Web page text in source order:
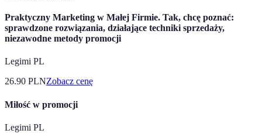
Praktyczny Marketing w Małej Firmie. Tak, chcę poznać:
sprawdzone rozwiązania, działające techniki sprzedaży,
niezawodne metody promocji
Legimi PL
26.90 PLNZobacz cenę
Miłość w promocji
Legimi PL